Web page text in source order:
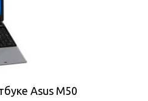
Asus M50